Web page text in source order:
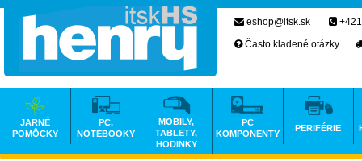
eshop@itsk.sk
Často kladené otázky
JARNÉ
POMÔCKY
PC,
NOTEBOOKY
MOBILY,
TABLETY,
HODINKY
PC
KOMPONENTY
PERIFÉRIE